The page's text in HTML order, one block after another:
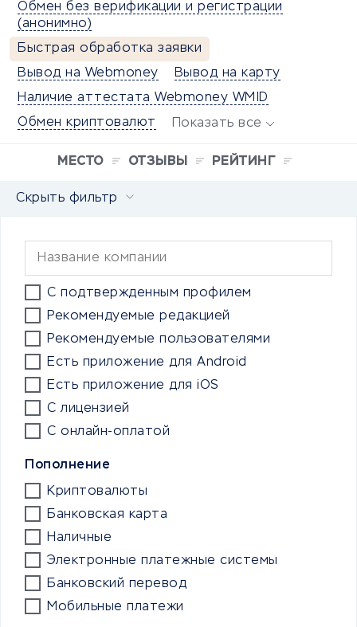
Обмен без верификации и регистрации
(анонимно)
Быстрая обработка заявки
Вывод на Webmoney
Вывод на карту
Наличие аттестата Webmoney WMID
Обмен криптовалют
Показать все
МЕСТО ОТЗЫВЫ РЕЙТИНГ
Скрыть фильтр
С подтвержденным профилем
Рекомендуемые редакцией
Рекомендуемые пользователями
Есть приложение для Android
Есть приложение для iOS
С лицензией
С онлайн-оплатой
Пополнение
Криптовалюты
Банковская карта
Наличные
Электронные платежные системы
Банковский перевод
Мобильные платежи